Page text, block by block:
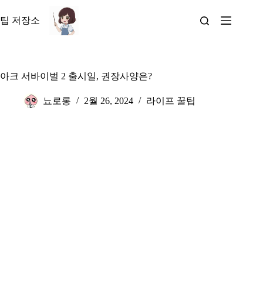
문
뛰
팁 저장소
아크 서바이벌 2 출시일, 권장사양은?
뇨로롱 2월 26, 2024 라이프 꿀팁